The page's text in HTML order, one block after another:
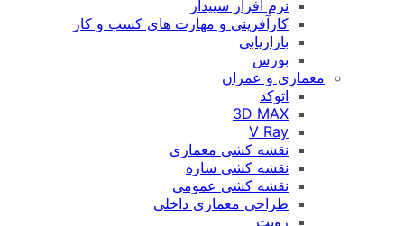
نرم افزار سپیدار
کارآفرینی و مهارت های کسب و کار
بازاریابی
بورس
معماری و عمران
اتوکد
3D MAX
V Ray
نقشه کشی معماری
نقشه کشی سازه
نقشه کشی عمومی
طراحی معماری داخلی
رویت